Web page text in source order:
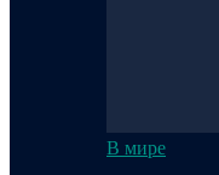
В мире